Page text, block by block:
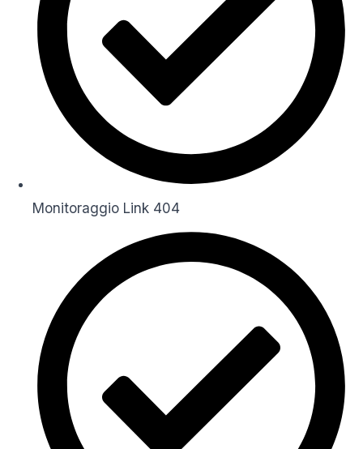
Monitoraggio Link 404